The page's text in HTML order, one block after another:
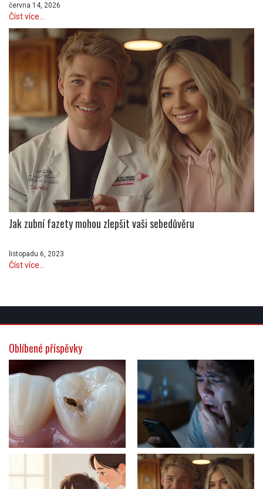
června 14, 2026
Číst více...
Jak zubní fazety mohou zlepšit vaši sebedůvěru
listopadu 6, 2023
Číst více...
Oblíbené příspěvky